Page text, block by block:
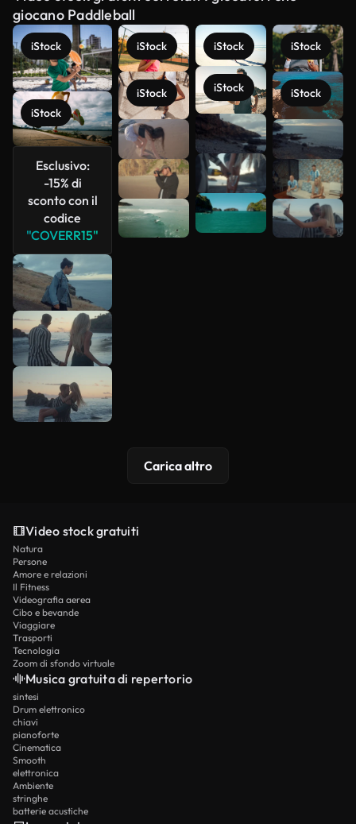
giocano Paddleball
iStock
iStock
Esclusivo:
-15% di
sconto con il
codice
"COVERR15"
iStock
iStock
iStock
iStock
iStock
iStock
Scopri di
più
Carica altro
Video stock gratuiti
Natura
Persone
Amore e relazioni
Il Fitness
Videografia aerea
Cibo e bevande
Viaggiare
Trasporti
Tecnologia
Zoom di sfondo virtuale
Musica gratuita di repertorio
sintesi
Drum elettronico
chiavi
pianoforte
Cinematica
Smooth
elettronica
Ambiente
stringhe
batterie acustiche